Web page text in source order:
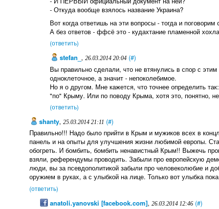
- Откуда вообще взялось название Украина?
Вот когда ответишь на эти вопросы - тогда и поговорим
А без ответов - ффсё это - кудахтание пламенной
(ответить)
stefan_ ,26.03.2014 20:04 (#)
Вы правильно сделали, что не втянулись в спор с
одноклеточное, а значит - непоколебимое.
Но я о другом. Мне кажется, что точнее определить
"по" Крыму. Или по поводу Крыма, хотя это, понятно,
(ответить)
shanty,25.03.2014 21:11 (#)
Правильно!!! Надо было прийти в Крым и мужиков всех в
панель и на опыты для улучшения жизни любимой европы.
обогреть. И бомбить, бомбить ненавистный Крым!! Выжечь
взяли, референдумы проводить. Забыли про европейскую
люди, вы за псевдополитикой забыли про человеколюбие и
оружием в руках, а с улыбкой на лице. Только вот улыбка пока
(ответить)
anatoli.yanovski [facebook.com], 26.03.2014 12:46 (#)